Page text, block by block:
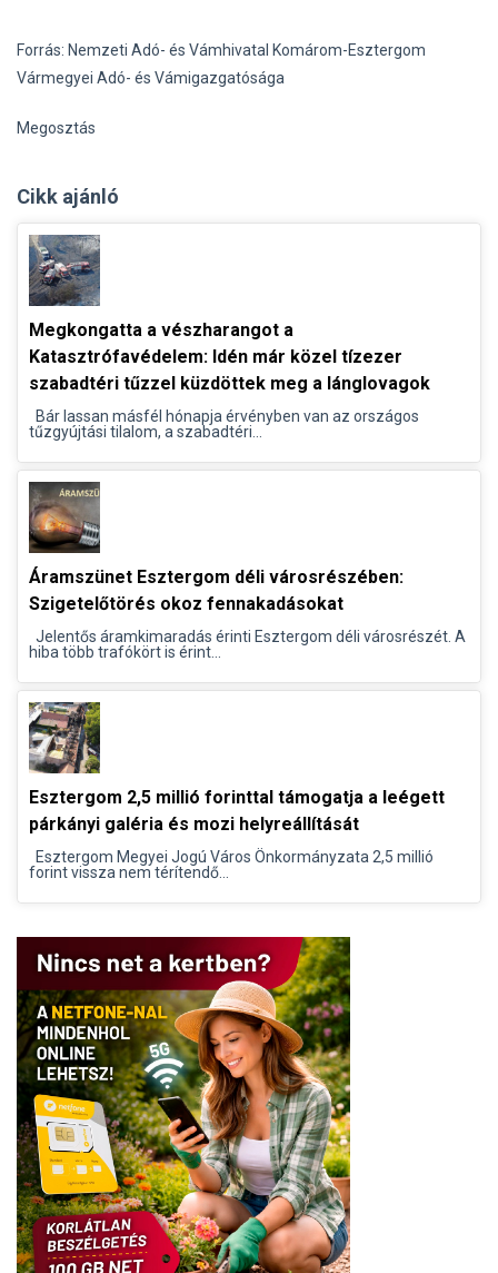
Forrás: Nemzeti Adó- és Vámhivatal Komárom-Esztergom
Vármegyei Adó- és Vámigazgatósága
Megosztás
Cikk ajánló
Megkongatta a vészharangot a
Katasztrófavédelem: Idén már közel tízezer
szabadtéri tűzzel küzdöttek meg a lánglovagok
Bár lassan másfél hónapja érvényben van az országos
tűzgyújtási tilalom, a szabadtéri...
Áramszünet Esztergom déli városrészében:
Szigetelőtörés okoz fennakadásokat
Jelentős áramkimaradás érinti Esztergom déli városrészét. A
hiba több trafókört is érint...
Esztergom 2,5 millió forinttal támogatja a leégett
párkányi galéria és mozi helyreállítását
Esztergom Megyei Jogú Város Önkormányzata 2,5 millió
forint vissza nem térítendő...